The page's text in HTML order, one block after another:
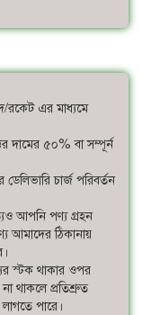
রকেট এর মাধ্যমে
দামের ৫০% বা সম্পূর্ন
চার্জ পরিবর্তন
আপনি পণ্য গ্রহন
আমাদের ঠিকানায়
স্টক থাকার ওপর
থাকলে প্রতিশ্রুত
পারে।